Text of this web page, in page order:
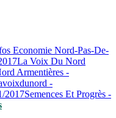
Economie Nord-Pas-De-
La Voix Du Nord
Armentières -
-
2017Semences Et Progrès -